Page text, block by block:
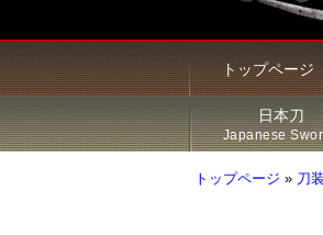
トップページ
日本刀
Japanese
トップページ » 刀